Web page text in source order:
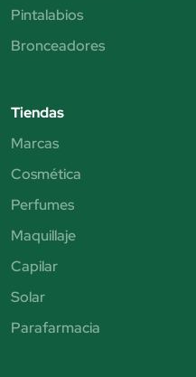
Pintalabios
Bronceadores
Tiendas
Marcas
Cosmética
Perfumes
Maquillaje
Capilar
Solar
Parafarmacia